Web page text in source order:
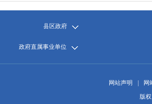
县区政府
政府直属事业单位
网站声明
网
版